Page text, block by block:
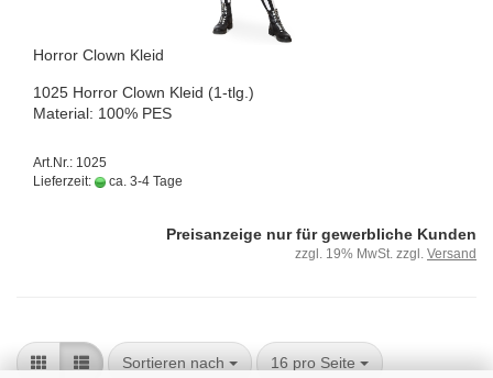
Hor­ror Clown Kleid
1025 Hor­ror Clown Kleid (1-tlg.)
Ma­te­ri­al: 100% PES
Art.Nr.: 1025
Lieferzeit:
ca. 3-4 Tage
Preisanzeige nur für gewerbliche Kunden
zzgl. 19% MwSt. zzgl. Versand
Sortieren nach 16 pro Seite